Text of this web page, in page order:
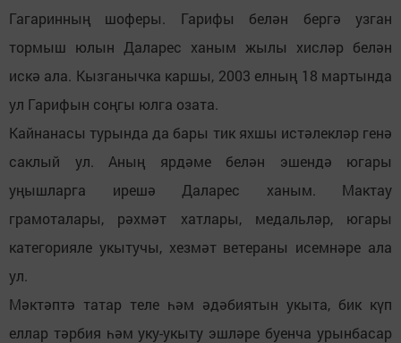
Гагаринның шоферы. Гарифы белән бергә узган
тормыш юлын Даларес ханым жылы хисләр белән
искә ала. Кызганычка каршы, 2003 елның 18 мартында
ул Гарифын соңгы юлга озата.
Кайнанасы турында да бары тик яхшы истәлекләр генә
саклый ул. Аның ярдәме белән эшендә югары
уңышларга ирешә Даларес ханым. Мактау
грамоталары, рәхмәт хатлары, медальләр, югары
категорияле укытучы, хезмәт ветераны исемнәре ала
ул.
Мәктәптә татар теле һәм әдәбиятын укыта, бик күп
еллар тәрбия һәм уку-укыту эшләре буенча урынбасар